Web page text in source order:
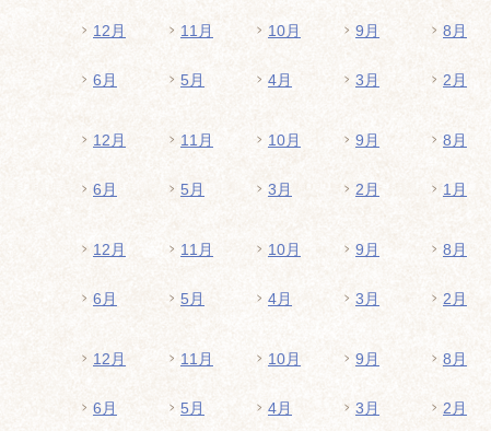
12月 11月 10月 9月 8月
6月 5月 4月 3月 2月
12月 11月 10月 9月 8月
6月 5月 3月 2月 1月
12月 11月 10月 9月 8月
6月 5月 4月 3月 2月
12月 11月 10月 9月 8月
6月 5月 4月 3月 2月